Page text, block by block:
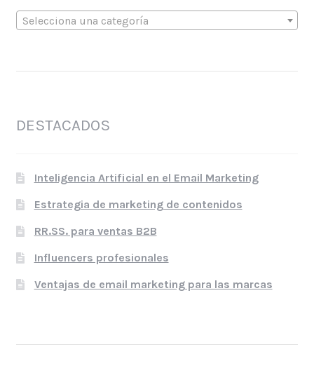
Selecciona una categoría
DESTACADOS
Inteligencia Artificial en el Email Marketing
Estrategia de marketing de contenidos
RR.SS. para ventas B2B
Influencers profesionales
Ventajas de email marketing para las marcas